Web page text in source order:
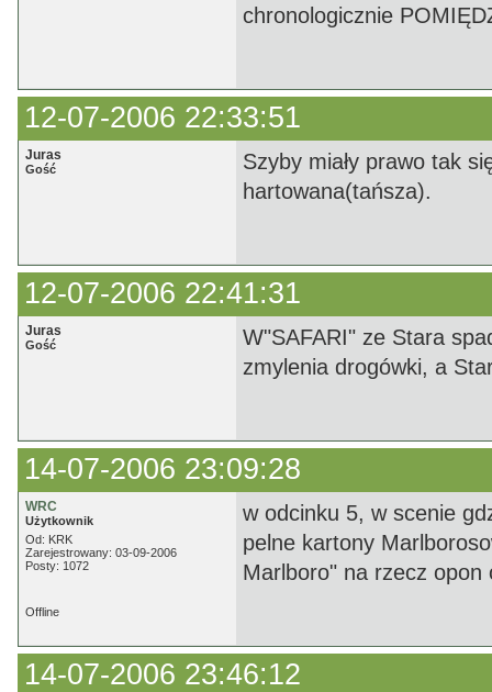
chronologicznie
12-07-2006 22:33:51
Juras
Gość
Szyby miały prawo tak
hartowana(tańsza).
12-07-2006 22:41:31
Juras
Gość
W"SAFARI" ze Stara
zmylenia drogówki, a
14-07-2006 23:09:28
WRC
Użytkownik
Od: KRK
Zarejestrowany: 03-09-2006
Posty: 1072
w odcinku 5, w scenie
pelne kartony
Marlboro" na rzecz opon
Offline
14-07-2006 23:46:12